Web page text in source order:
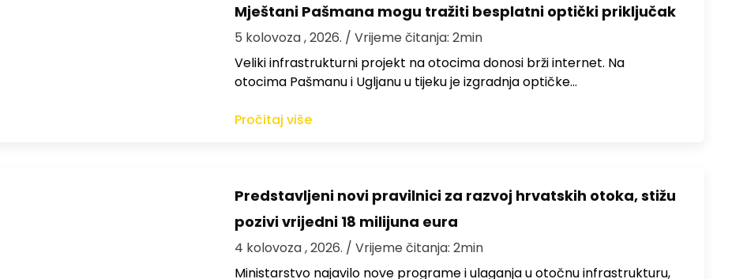
Mještani Pašmana mogu tražiti besplatni optički priključak
5 kolovoza , 2026. / Vrijeme čitanja: 2min
Veliki infrastrukturni projekt na otocima donosi brži internet. Na
otocima Pašmanu i Ugljanu u tijeku je izgradnja optičke…
Pročitaj više
Predstavljeni novi pravilnici za razvoj hrvatskih otoka, stižu
pozivi vrijedni 18 milijuna eura
4 kolovoza , 2026. / Vrijeme čitanja: 2min
Ministarstvo najavilo nove programe i ulaganja u otočnu infrastrukturu,